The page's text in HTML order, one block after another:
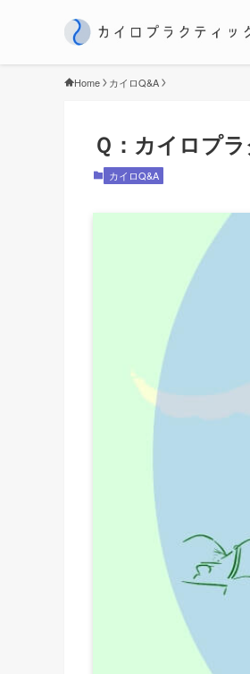
Home カイロQ&A
Ｑ：カイロプ
カイロQ&A